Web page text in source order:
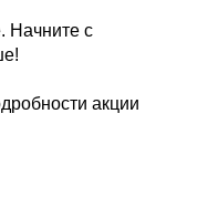
Начните с
акции